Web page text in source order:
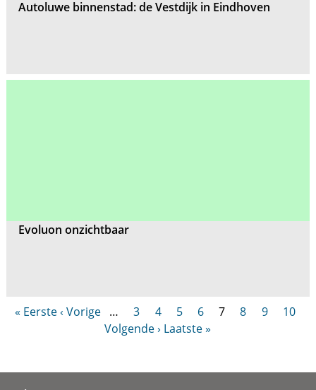
Autoluwe binnenstad: de Vestdijk in Eindhoven
Evoluon onzichtbaar
« Eerste‹ Vorige … 3 4 5 6 7 8 9
10
Volgende › Laatste »